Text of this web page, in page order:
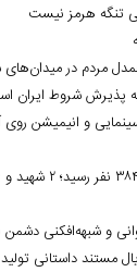
تنگه هرمز نیست
مردم در
پذیرش شروط ایران
و شبهه‌افکنی
مستند داستانی